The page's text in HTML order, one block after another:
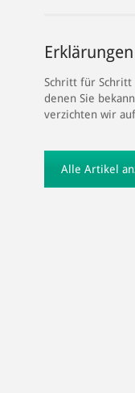
Erklärungen
Schritt für Schritt
denen Sie
verzichten wir
Alle Artikel